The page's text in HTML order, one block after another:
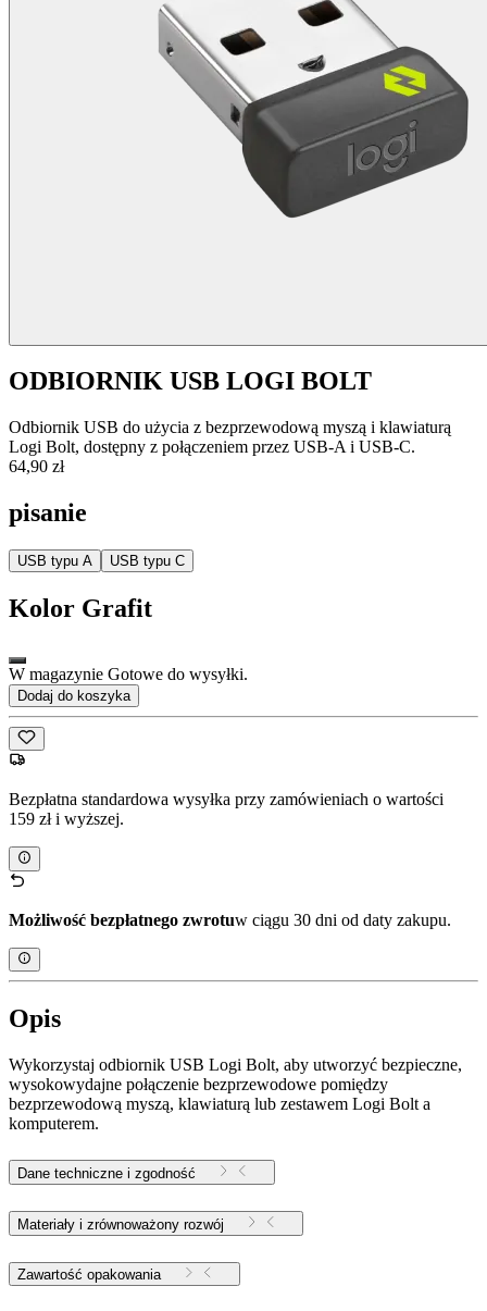
ODBIORNIK USB LOGI BOLT
Odbiornik USB do użycia z bezprzewodową myszą i klawiaturą
Logi Bolt, dostępny z połączeniem przez USB-A i USB-C.
64,90 zł
pisanie
USB typu A USB typu C
Kolor Grafit
W magazynie Gotowe do wysyłki.
Dodaj do koszyka
Bezpłatna standardowa wysyłka przy zamówieniach o wartości
159 zł i wyższej.
Możliwość bezpłatnego zwrotuw ciągu 30 dni od daty zakupu.
Opis
Wykorzystaj odbiornik USB Logi Bolt, aby utworzyć bezpieczne,
wysokowydajne połączenie bezprzewodowe pomiędzy
bezprzewodową myszą, klawiaturą lub zestawem Logi Bolt a
komputerem.
Dane techniczne i zgodność
Materiały i zrównoważony rozwój
Zawartość opakowania